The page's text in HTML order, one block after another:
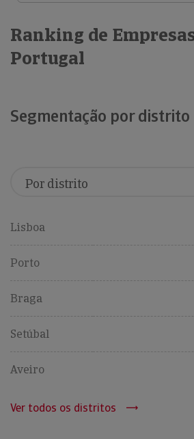
Ranking de
Portugal
Segmentação por distrito
Lisboa
Porto
Braga
Setúbal
Aveiro
Ver todos os distritos